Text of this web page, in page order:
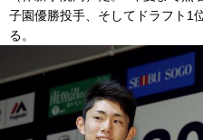
子園優勝投手、そしてドラフト1
る。